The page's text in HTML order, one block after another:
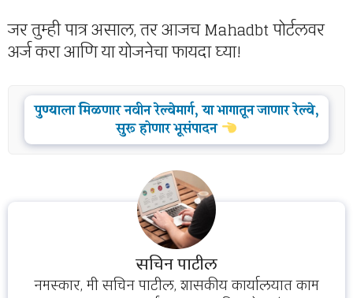
जर तुम्ही पात्र असाल, तर आजच Mahadbt पोर्टलवर
अर्ज करा आणि या योजनेचा फायदा घ्या!
पुण्याला मिळणार नवीन रेल्वेमार्ग, या भागातून जाणार रेल्वे,
सुरू होणार भूसंपादन
सचिन पाटील
नमस्कार, मी सचिन पाटील, शासकीय कार्यालयात काम